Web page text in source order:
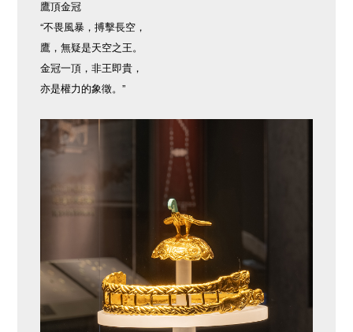
鷹頂金冠
“不畏風暴，搏擊長空，
鷹，無疑是天空之王。
金冠一頂，非王即貴，
亦是權力的象徵。”